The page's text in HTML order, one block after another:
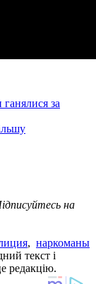
за
на
, наркоманы
текст і
редакцію.